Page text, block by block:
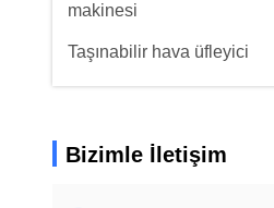
makinesi
Taşınabilir hava üfleyici
Bizimle İletişim